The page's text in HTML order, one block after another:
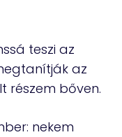
teszi az
az
részem bőven.
nekem